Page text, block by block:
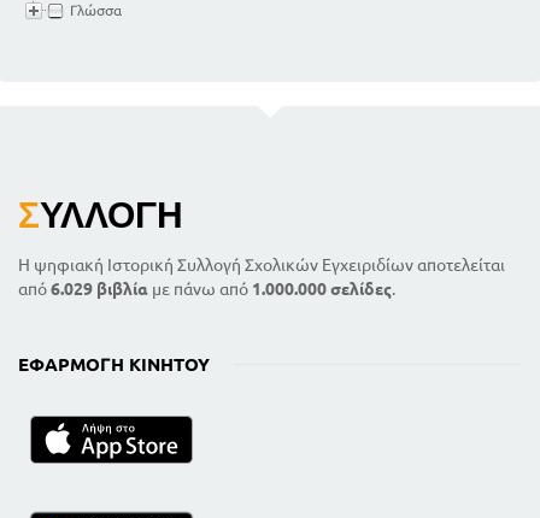
Γλώσσα
ΣΥΛΛΟΓΉ
Η ψηφιακή Ιστορική Συλλογή Σχολικών Εγχειριδίων αποτελείται
από6.029 βιβλία με πάνω από 1.000.000 σελίδες.
ΕΦΑΡΜΟΓΉ ΚΙΝΗΤΟΎ